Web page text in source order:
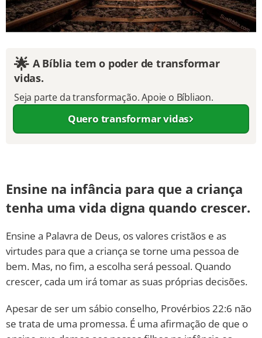
🌟 A Bíblia tem o poder de transformar
vidas.
Seja parte da transformação. Apoie o Bíbliaon.
Quero transformar vidas
Ensine na infância para que a criança
tenha uma vida digna quando crescer.
Ensine a Palavra de Deus, os valores cristãos e as
virtudes para que a criança se torne uma pessoa de
bem. Mas, no fim, a escolha será pessoal. Quando
crescer, cada um irá tomar as suas próprias decisões.
Apesar de ser um sábio conselho, Provérbios 22:6 não
se trata de uma promessa. É uma afirmação de que o